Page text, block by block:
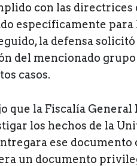
con las directrices
específicamente para
la defensa
del mencionado
casos.
que la Fiscalía General
los hechos de la
ese documento
un documento